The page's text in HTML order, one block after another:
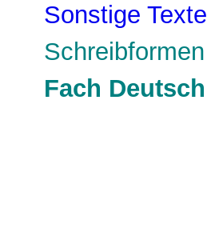
Sonstige Texte
Schreibformen
Fach Deutsch